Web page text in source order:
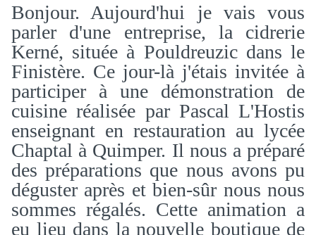
Bonjour. Aujourd'hui je vais vous
parler d'une entreprise, la cidrerie
Kerné, située à Pouldreuzic dans le
Finistère. Ce jour-là j'étais invitée à
participer à une démonstration de
cuisine réalisée par Pascal L'Hostis
enseignant en restauration au lycée
Chaptal à Quimper. Il nous a préparé
des préparations que nous avons pu
déguster après et bien-sûr nous nous
sommes régalés. Cette animation a
eu lieu dans la nouvelle boutique de